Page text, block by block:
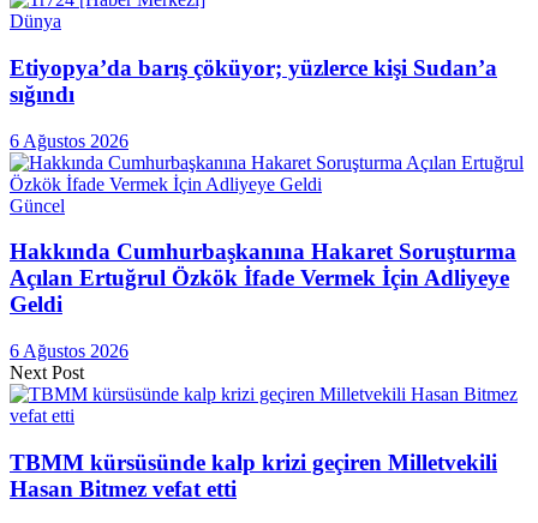
Dünya
Etiyopya’da barış çöküyor; yüzlerce kişi Sudan’a
sığındı
6 Ağustos 2026
Güncel
Hakkında Cumhurbaşkanına Hakaret Soruşturma
Açılan Ertuğrul Özkök İfade Vermek İçin Adliyeye
Geldi
6 Ağustos 2026
Next Post
TBMM kürsüsünde kalp krizi geçiren Milletvekili
Hasan Bitmez vefat etti